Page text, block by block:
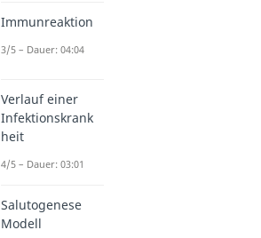
Immunreaktion
3/5 – Dauer: 04:04
Verlauf einer
Infektionskrank
heit
4/5 – Dauer: 03:01
Salutogenese
Modell